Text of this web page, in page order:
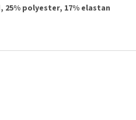
25% polyester, 17% elastan